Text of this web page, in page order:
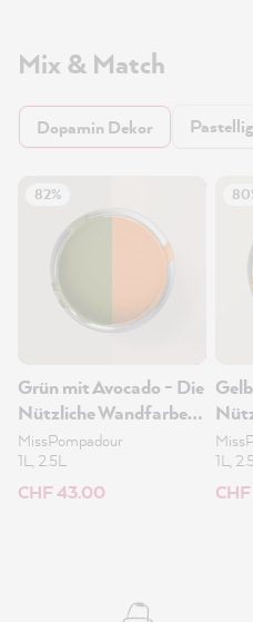
Mix & Match
Dopamin Dekor
82%
Grün mit Avocado - Die
Nützliche Wandfarbe
1L
MissPompadour
1L, 2.5L
CHF 43.00
1L
1L,